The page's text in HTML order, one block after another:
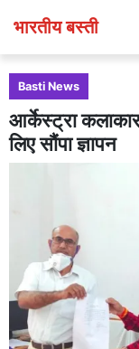
भारतीय बस्ती
Basti News
आर्केस्ट्रा
लिए सौंपा ज्ञापन